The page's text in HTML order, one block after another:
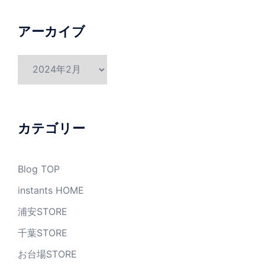
アーカイブ
ブ
カテゴリー
Blog TOP
instants HOME
浦安STORE
千葉STORE
お台場STORE